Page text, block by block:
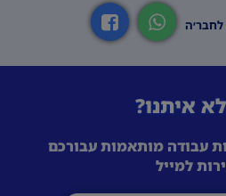
איתנו?
עבודה מותאמות עבורכם
למייל